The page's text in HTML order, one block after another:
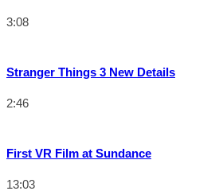
3:08
Stranger Things 3 New Details
2:46
First VR Film at Sundance
13:03